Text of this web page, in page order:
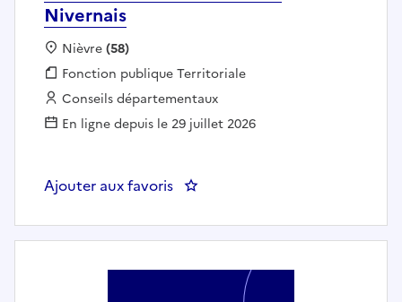
Nivernais
Localisation :
Nièvre(58)
Fonction publique :
Fonction publique Territoriale
Employeur :
Conseils départementaux
En ligne depuis le 29 juillet 2026
Ajouter aux favoris : agent(e) polyvalent(e)